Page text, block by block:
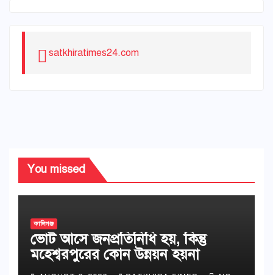
satkhiratimes24.com
You missed
কালিগঞ্জ
ভোট আসে জনপ্রতিনিধি হয়, কিন্তু
মহেশ্বরপুরের কোন উন্নয়ন হয়না